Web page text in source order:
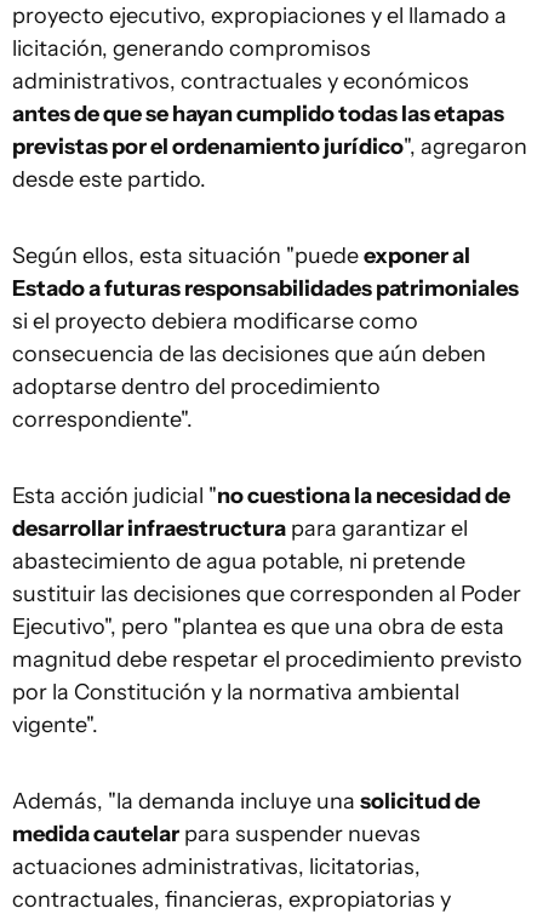
proyecto ejecutivo, expropiaciones y el llamado a
licitación, generando compromisos
administrativos, contractuales y económicos
antes de que se hayan cumplido todas las etapas
previstas por el ordenamiento jurídico", agregaron
desde este partido.
Según ellos, esta situación "puedeexponer al
Estado a futuras responsabilidades patrimoniales
si el proyecto debiera modificarse como
consecuencia de las decisiones que aún deben
adoptarse dentro del procedimiento
correspondiente".
Esta acción judicial "no cuestiona la necesidad de
desarrollar infraestructura para garantizar el
abastecimiento de agua potable, ni pretende
sustituir las decisiones que corresponden al Poder
Ejecutivo", pero "plantea es que una obra de esta
magnitud debe respetar el procedimiento previsto
por la Constitución y la normativa ambiental
vigente".
Además, "la demanda incluye una solicitud de
medida cautelar para suspender nuevas
actuaciones administrativas, licitatorias,
contractuales, financieras, expropiatorias y